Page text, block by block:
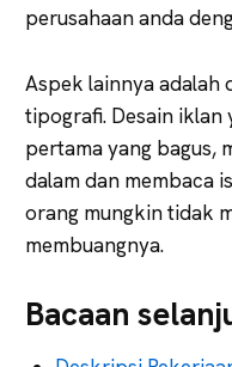
perusahaan anda
Aspek lainnya adalah
tipografi. Desain iklan
pertama yang bagus,
dalam dan membaca
orang mungkin tidak
membuangnya.
Bacaan